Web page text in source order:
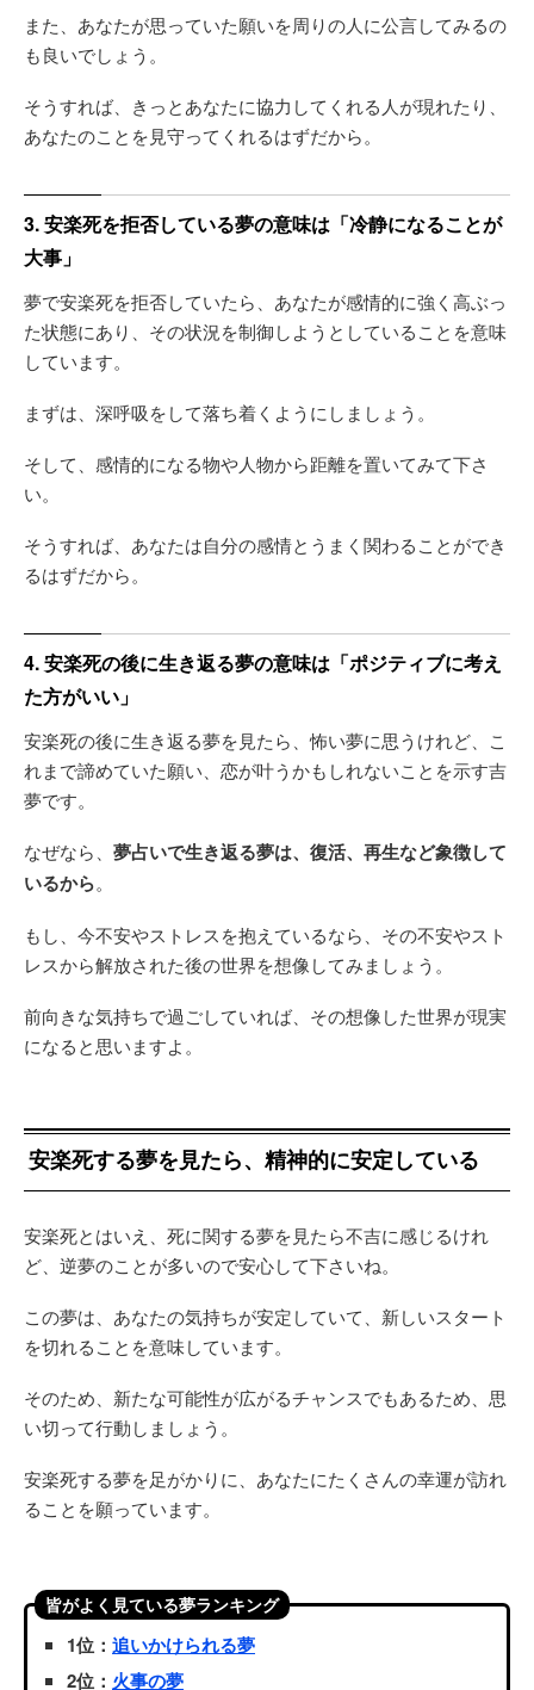
また、あなたが思っていた願いを周りの人に公言してみるの
も良いでしょう。
そうすれば、きっとあなたに協力してくれる人が現れたり、
あなたのことを見守ってくれるはずだから。
3. 安楽死を拒否している夢の意味は「冷静になることが
大事」
夢で安楽死を拒否していたら、あなたが感情的に強く高ぶっ
た状態にあり、その状況を制御しようとしていることを意味
しています。
まずは、深呼吸をして落ち着くようにしましょう。
そして、感情的になる物や人物から距離を置いてみて下さ
い。
そうすれば、あなたは自分の感情とうまく関わることができ
るはずだから。
4. 安楽死の後に生き返る夢の意味は「ポジティブに考え
た方がいい」
安楽死の後に生き返る夢を見たら、怖い夢に思うけれど、こ
れまで諦めていた願い、恋が叶うかもしれないことを示す吉
夢です。
なぜなら、 夢占いで生き返る夢は、復活、再生など象徴して
いるから。
もし、今不安やストレスを抱えているなら、その不安やスト
レスから解放された後の世界を想像してみましょう。
前向きな気持ちで過ごしていれば、その想像した世界が現実
になると思いますよ。
安楽死する夢を見たら、精神的に安定している
安楽死とはいえ、死に関する夢を見たら不吉に感じるけれ
ど、逆夢のことが多いので安心して下さいね。
この夢は、あなたの気持ちが安定していて、新しいスタート
を切れることを意味しています。
そのため、新たな可能性が広がるチャンスでもあるため、思
い切って行動しましょう。
安楽死する夢を足がかりに、あなたにたくさんの幸運が訪れ
ることを願っています。
皆がよく見ている夢ランキング
1位： 追いかけられる夢
2位： 火事の夢